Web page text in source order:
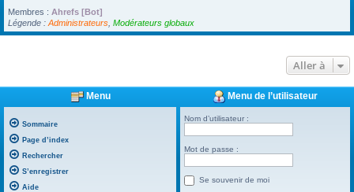
Membres : Ahrefs [Bot]
Légende : Administrateurs Modérateurs globaux
Aller à
Menu
Sommaire
Page d’index
Rechercher
S’enregistrer
Aide
Menu de l’utilisateur
Nom d’utilisateur :
Mot de passe :
Se souvenir de moi